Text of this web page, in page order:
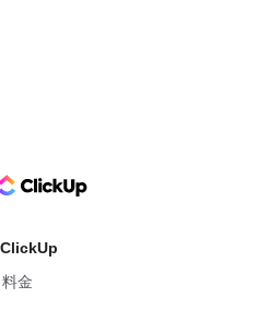
Logo
ClickUp
料金